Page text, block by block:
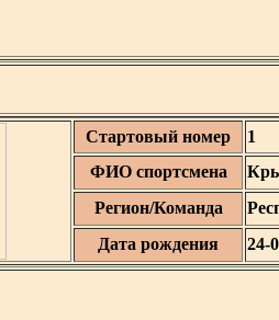
Стартовый номер
1
ФИО спортсмена
Регион/Команда
Дата рождения
24-